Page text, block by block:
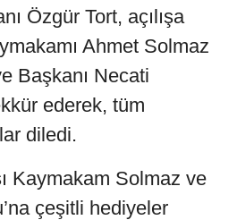
Özgür Tort, açılışa
Ahmet Solmaz
Başkanı Necati
ederek, tüm
diledi.
Kaymakam Solmaz ve
çeşitli hediyeler